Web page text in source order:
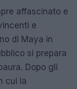
affascinato e
e
di Maya in
si prepara
Dopo gli
cui la